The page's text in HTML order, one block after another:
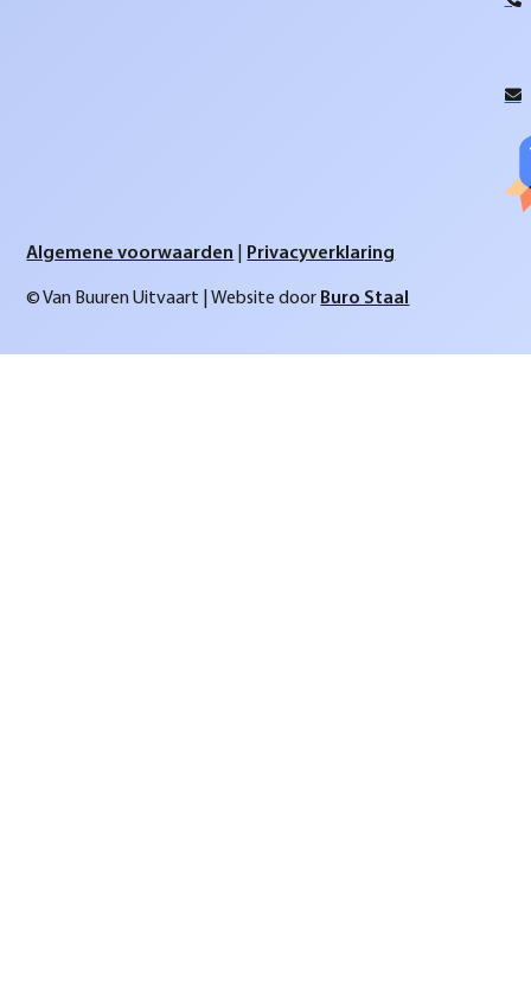
© Van Buuren Uitvaart | Website door Buro Staal
Algemene voorwaarden Privacyverklaring